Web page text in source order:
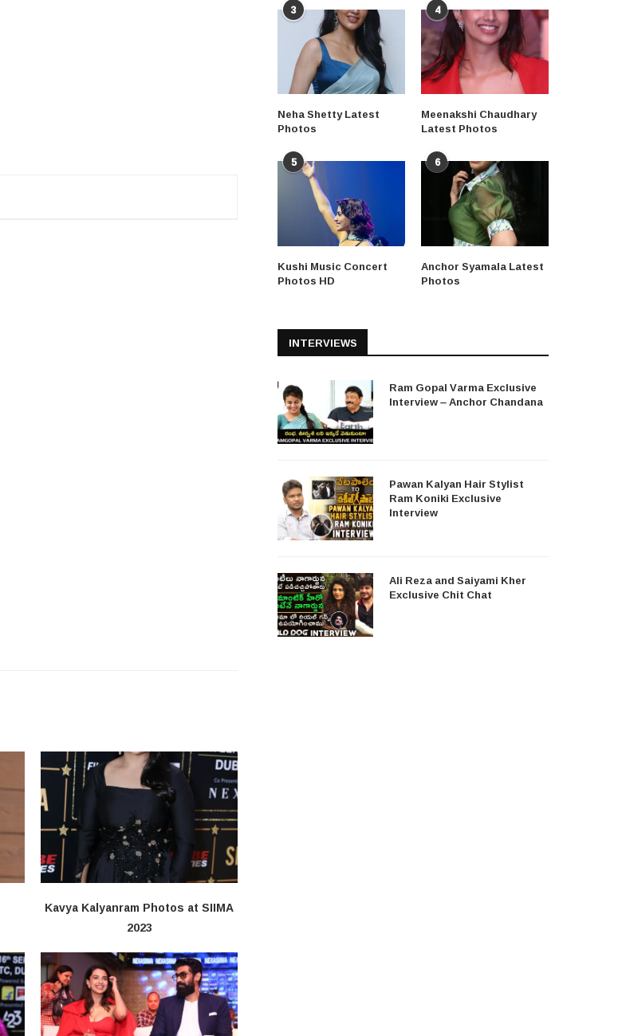
Kavya Kalyanram Photos at SIIMA
2023
3
Neha Shetty Latest
Photos
4
Meenakshi Chaudhary
Latest Photos
5
Kushi Music Concert
Photos HD
6
Anchor Syamala Latest
Photos
INTERVIEWS
Ram Gopal Varma Exclusive
Interview – Anchor Chandana
Pawan Kalyan Hair Stylist
Ram Koniki Exclusive
Interview
Ali Reza and Saiyami Kher
Exclusive Chit Chat